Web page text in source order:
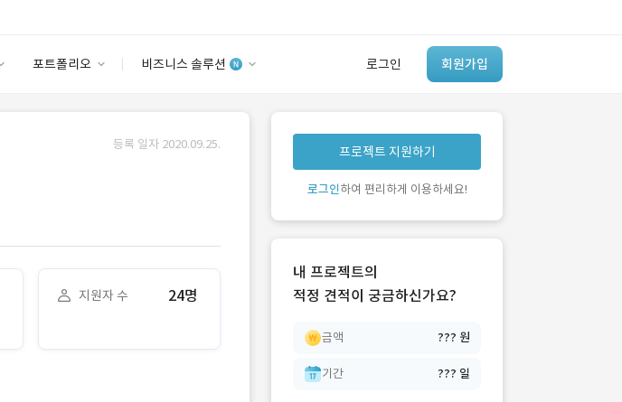
포트폴리오 비즈니스 솔루션 로그인 회원가입
안심 코드 케어
유사사례 검색 AI
‘이런 거’ 만들어본
개발 회사 있어?
등록 일자 2020.09.25.
지원자 수 24명
프로젝트 지원하기
로그인하여 편리하게 이용하세요!
내 프로젝트의
적정 견적이 궁금하신가요?
금액 ??? 원
기간 ??? 일